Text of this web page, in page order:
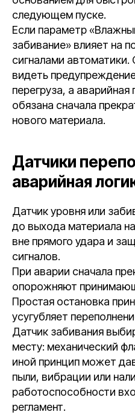
следующем пуске.
Если параметр
забивание» влияет на
сигналами
видеть
перегруза, а
обязана сначала
нового материала.
Датчики
аварийная
Датчик уровня или
до выхода материала
вне прямого удара и
сигналов.
При аварии сначала
опорожняют
Простая остановка
усугубляет
Датчик забивания
месту: механический
иной принцип может
пыли, вибрации или
работоспособности
регламент.